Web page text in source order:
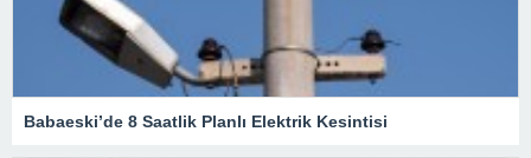
Babaeski’de 8 Saatlik Planlı Elektrik Kesintisi